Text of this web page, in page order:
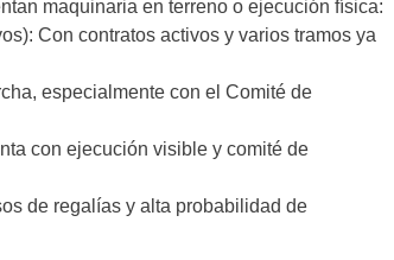
maquinaria en terreno o ejecución física:
Con contratos activos y varios tramos ya
especialmente con el Comité de
con ejecución visible y comité de
de regalías y alta probabilidad de